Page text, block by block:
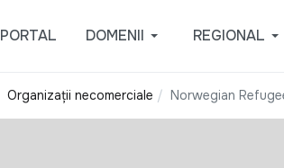
PORTAL DOMENII REGIONAL
Organizații necomerciale Norwegian